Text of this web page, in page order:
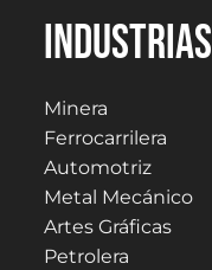
Industrias
Minera
Ferrocarrilera
Automotriz
Metal Mecánico
Artes Gráficas
Petrolera